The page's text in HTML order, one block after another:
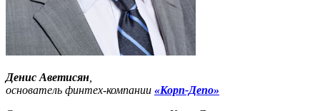
Денис Аветисян,
основатель финтех-компании «Корп-Депо»